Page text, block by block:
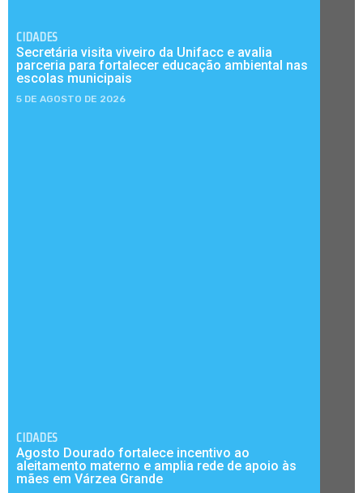
CIDADES
Secretária visita viveiro da Unifacc e avalia
parceria para fortalecer educação ambiental nas
escolas municipais
5 DE AGOSTO DE 2026
CIDADES
Agosto Dourado fortalece incentivo ao
aleitamento materno e amplia rede de apoio às
mães em Várzea Grande